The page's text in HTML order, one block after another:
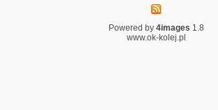
Powered by 4images 1.8
www.ok-kolej.pl